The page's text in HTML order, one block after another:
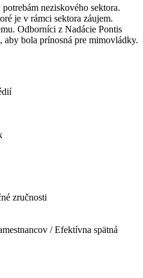
neziskového sektora.
je v rámci sektora záujem.
Odborníci z Nadácie Pontis
bola prínosná pre mimovládky.
zručnosti
/ Efektívna spätná